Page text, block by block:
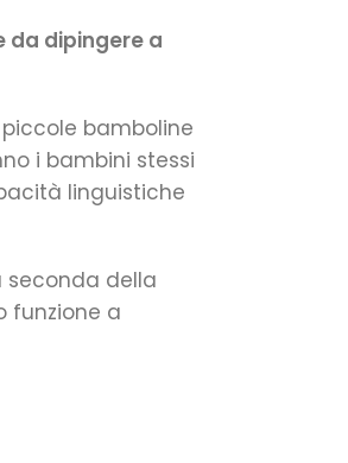
da dipingere a
bamboline
i bambini stessi
linguistiche
seconda della
funzione a